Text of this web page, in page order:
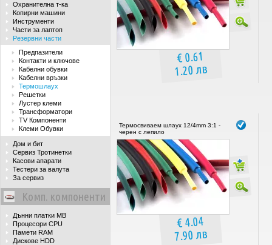
Охранителна т-ка
Копирни машини
Инструменти
Части за лаптоп
Резервни части
Предпазители
Контакти и ключове
Кабелни обувки
Кабелни връзки
Термошлаух
Решетки
Лустер клеми
Трансформатори
TV Компоненти
Клеми Обувки
Дом и бит
Сервиз Тротинетки
Касови апарати
Тестери за валута
За сервиз
Комп. компоненти
Дънни платки MB
Процесори CPU
Памети RAM
Дискове HDD
€ 0.61
1.20 лв
Термосвиваем шлаух 12/4mm 3:1 -
черен с лепило
€ 4.04
7.90 лв